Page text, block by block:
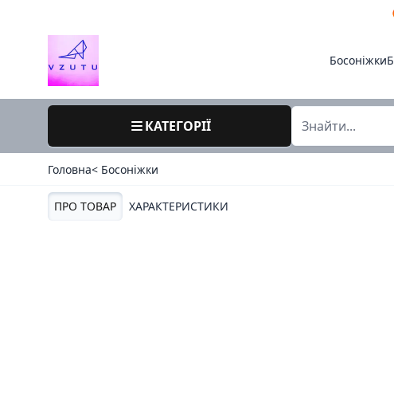
Босоніжки
КАТЕГОРІЇ
Головна< Босоніжки
ПРО ТОВАР ХАРАКТЕРИСТИКИ
40 / 8000 / сопра польща / літо